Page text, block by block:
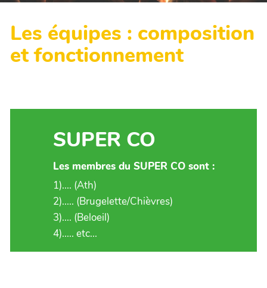
Les équipes : composition
et fonctionnement
SUPER CO
Les membres du SUPER CO sont :
1).... (Ath)
2)..... (Brugelette/Chièvres)
3).... (Beloeil)
4)..... etc...